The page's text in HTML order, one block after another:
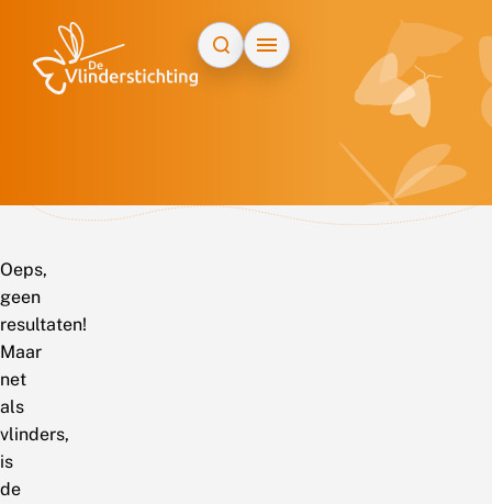
Oeps,
geen
resultaten!
Maar
net
als
vlinders,
is
de